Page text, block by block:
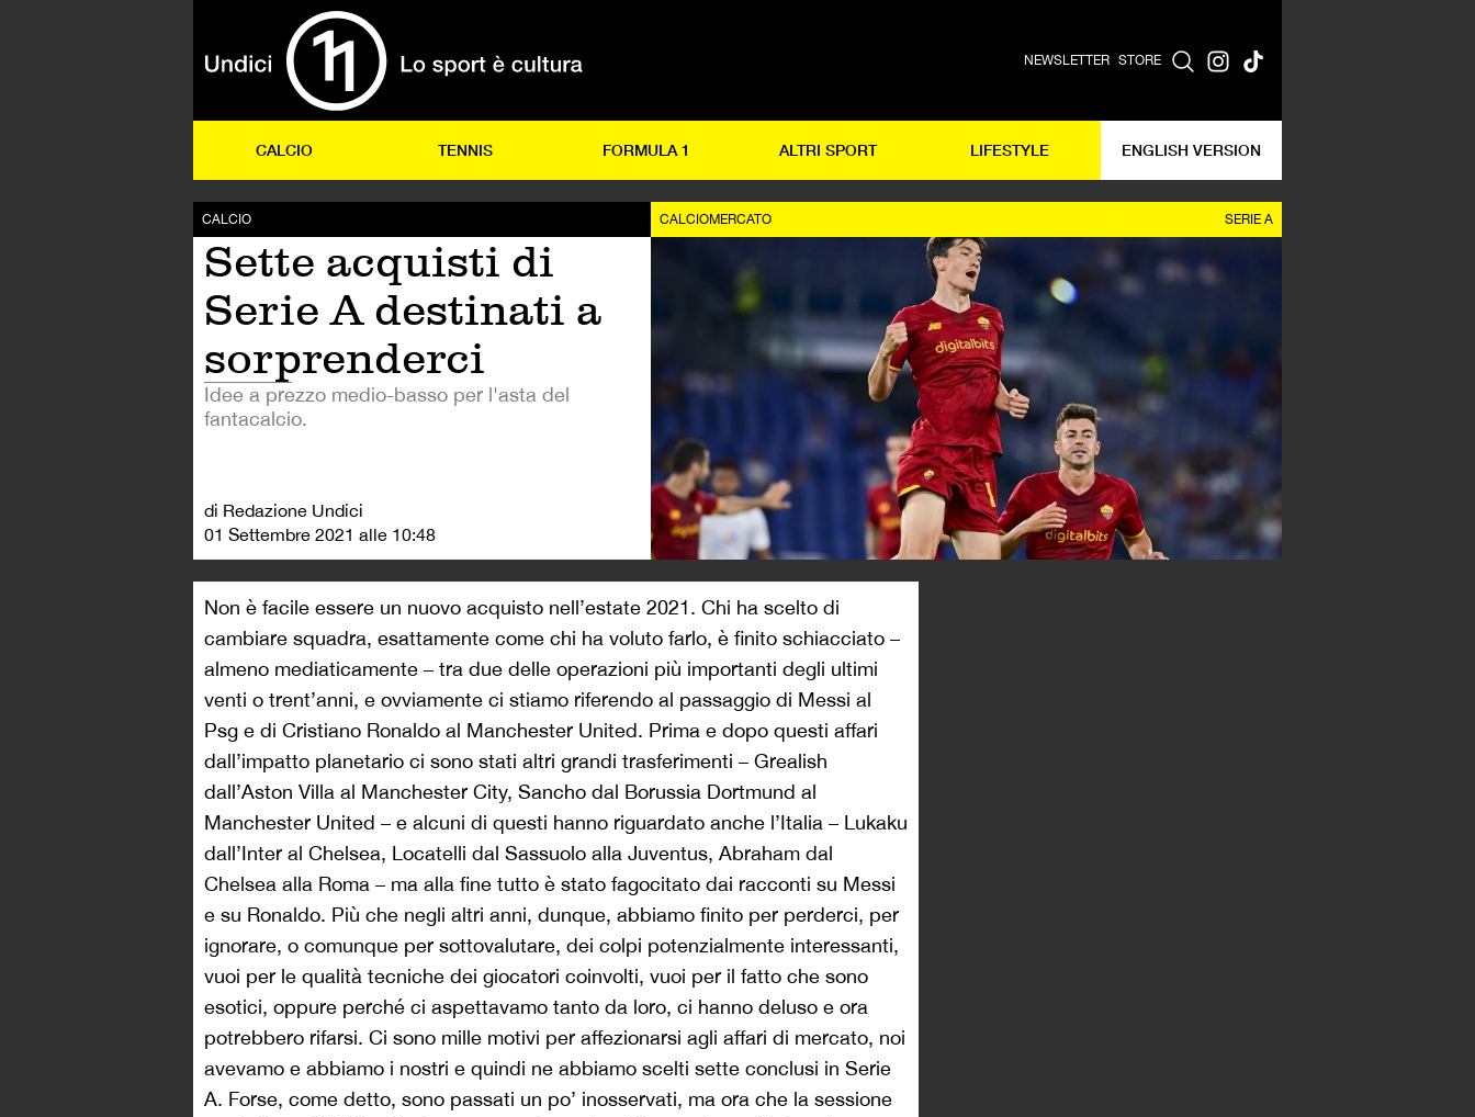
NEWSLETTER STORE
CALCIO TENNIS FORMULA 1 ALTRI SPORT LIFESTYLE ENGLISH VERSION
CALCIO
Sette acquisti di
Serie A destinati a
sorprenderci
Idee a prezzo medio-basso per l'asta del
fantacalcio.
di Redazione Undici
01 Settembre 2021 alle 10:48
CALCIOMERCATO SERIE A
Non è facile essere un nuovo acquisto nell’estate 2021. Chi ha scelto di
cambiare squadra, esattamente come chi ha voluto farlo, è finito schiacciato –
almeno mediaticamente – tra due delle operazioni più importanti degli ultimi
venti o trent’anni, e ovviamente ci stiamo riferendo al passaggio di Messi al
Psg e di Cristiano Ronaldo al Manchester United. Prima e dopo questi affari
dall’impatto planetario ci sono stati altri grandi trasferimenti – Grealish
dall’Aston Villa al Manchester City, Sancho dal Borussia Dortmund al
Manchester United – e alcuni di questi hanno riguardato anche l’Italia – Lukaku
dall’Inter al Chelsea, Locatelli dal Sassuolo alla Juventus, Abraham dal
Chelsea alla Roma – ma alla fine tutto è stato fagocitato dai racconti su Messi
e su Ronaldo. Più che negli altri anni, dunque, abbiamo finito per perderci, per
ignorare, o comunque per sottovalutare, dei colpi potenzialmente interessanti,
vuoi per le qualità tecniche dei giocatori coinvolti, vuoi per il fatto che sono
esotici, oppure perché ci aspettavamo tanto da loro, ci hanno deluso e ora
potrebbero rifarsi. Ci sono mille motivi per affezionarsi agli affari di mercato, noi
avevamo e abbiamo i nostri e quindi ne abbiamo scelti sette conclusi in Serie
A. Forse, come detto, sono passati un po’ inosservati, ma ora che la sessione